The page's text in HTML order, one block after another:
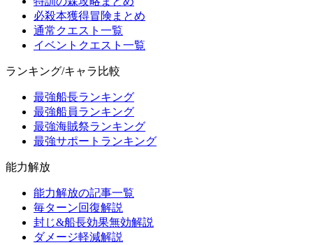
必殺本獲得冒険まとめ
通常クエスト一覧
イベントクエスト一覧
ランキング/キャラ比較
最強船長ランキング
最強船員ランキング
最強海賊祭ランキング
最強サポートランキング
能力解放
能力解放の記事一覧
毎ターン回復解説
封じ&船長効果無効解説
ダメージ軽減解説